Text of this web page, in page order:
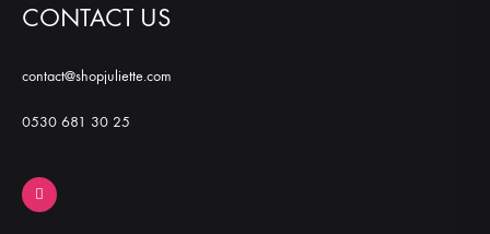
CONTACT US
contact@shopjuliette.com
0530 681 30 25